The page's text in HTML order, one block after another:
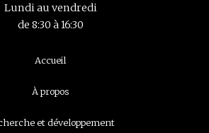
Lundi au vendredi
de 8:30 à 16:30
Accueil
À propos
et développement